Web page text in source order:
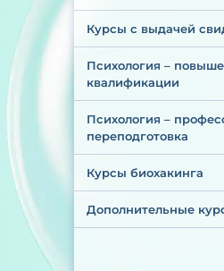
Курсы с выдачей
Психология –
квалификации
Психология –
переподготовка
Курсы биохакинга
Дополнительные